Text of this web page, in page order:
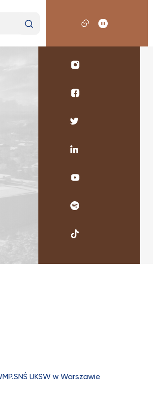
Profil
Profil
Profil
Profil
Linkedin
UKSW
UKSW
UKSW
UKSW w Warszawie